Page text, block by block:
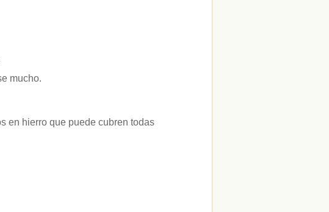
mucho.
en hierro que puede cubren todas